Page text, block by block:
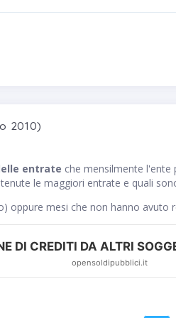
2010)
entrate che mensilmente l'ente
le maggiori entrate e quali
oppure mesi che non hanno avuto
DI CREDITI DA ALTRI
opensoldipubblici.it